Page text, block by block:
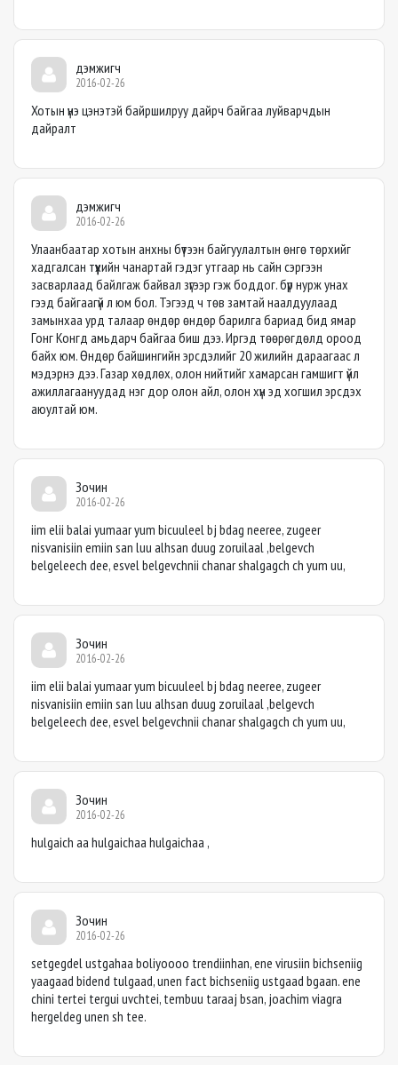
дэмжигч
2016-02-26
Хотын үнэ цэнэтэй байршилруу дайрч байгаа луйварчдын
дайралт
дэмжигч
2016-02-26
Улаанбаатар хотын анхны бүтээн байгуулалтын өнгө төрхийг
хадгалсан түүхийн чанартай гэдэг утгаар нь сайн сэргээн
засварлаад байлгаж байвал зүгээр гэж боддог. бүр нурж унах
гээд байгаагүй л юм бол. Тэгээд ч төв замтай наалдуулаад
замынхаа урд талаар өндөр өндөр барилга бариад бид ямар
Гонг Конгд амьдарч байгаа биш дээ. Иргэд төөрөгдөлд ороод
байх юм. Өндөр байшингийн эрсдэлийг 20 жилийн дараагаас л
мэдэрнэ дээ. Газар хөдлөх, олон нийтийг хамарсан гамшигт үйл
ажиллагаануудад нэг дор олон айл, олон хүн эд хогшил эрсдэх
аюултай юм.
Зочин
2016-02-26
iim elii balai yumaar yum bicuuleel bj bdag neeree, zugeer
nisvanisiin emiin san luu alhsan duug zoruilaal ,belgevch
belgeleech dee, esvel belgevchnii chanar shalgagch ch yum uu,
Зочин
2016-02-26
iim elii balai yumaar yum bicuuleel bj bdag neeree, zugeer
nisvanisiin emiin san luu alhsan duug zoruilaal ,belgevch
belgeleech dee, esvel belgevchnii chanar shalgagch ch yum uu,
Зочин
2016-02-26
hulgaich aa hulgaichaa hulgaichaa ,
Зочин
2016-02-26
setgegdel ustgahaa boliyoooo trendiinhan, ene virusiin bichseniig
yaagaad bidend tulgaad, unen fact bichseniig ustgaad bgaan. ene
chini tertei tergui uvchtei, tembuu taraaj bsan, joachim viagra
hergeldeg unen sh tee.